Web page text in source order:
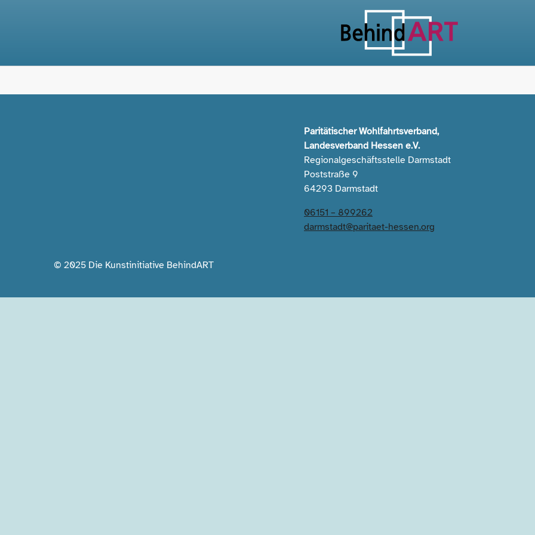
Paritätischer Wohlfahrtsverband,
Landesverband Hessen e.V.
Regionalgeschäftsstelle Darmstadt
Poststraße 9
64293 Darmstadt
06151 – 899262
darmstadt@paritaet-hessen.org
© 2025 Die Kunstinitiative BehindART